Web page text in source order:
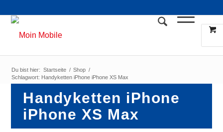
Du bist hier: Startseite / Shop /
Schlagwort: Handyketten iPhone iPhone XS Max
Handyketten iPhone
iPhone XS Max